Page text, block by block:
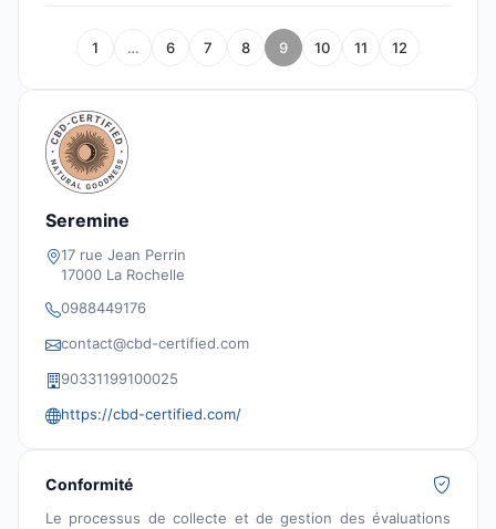
1 … 6 7 8 9 10 11 12
Seremine
17 rue Jean Perrin
17000 La Rochelle
0988449176
contact@cbd-certified.com
90331199100025
https://cbd-certified.com/
Conformité
Le processus de collecte et de gestion des évaluations